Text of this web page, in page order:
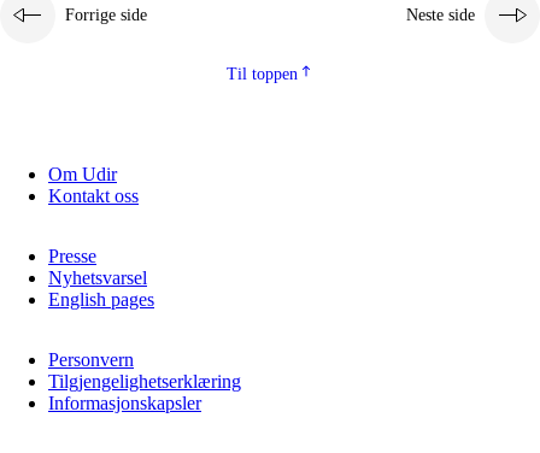
Forrige side Neste side
Til toppen
Om Udir
Kontakt oss
Presse
Nyhetsvarsel
English pages
Personvern
Tilgjengelighetserklæring
Informasjonskapsler